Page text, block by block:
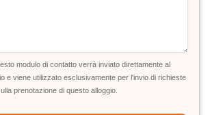
modulo di contatto verrà inviato direttamente al
e viene utilizzato esclusivamente per l'invio di richieste
prenotazione di questo alloggio.